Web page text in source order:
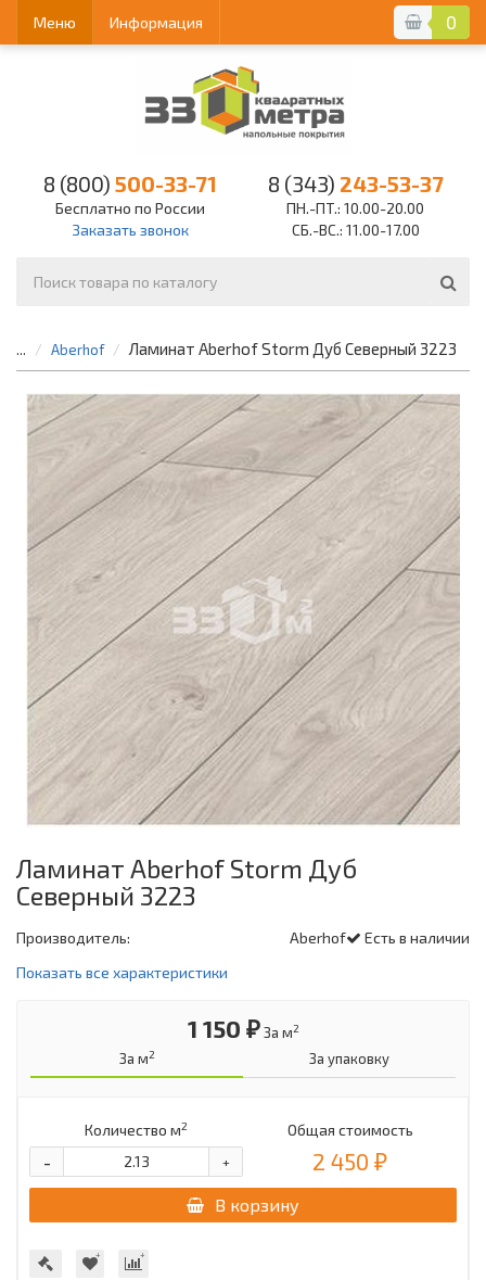
0
Меню Информация
8 (800) 500-33-71
Бесплатно по России
Заказать звонок
8 (343) 243-53-37
ПН.-ПТ.: 10.00-20.00
СБ.-ВС.: 11.00-17.00
... Aberhof Ламинат Aberhof Storm Дуб Северный 3223
Ламинат Aberhof Storm Дуб
Северный 3223
Есть в наличии
Производитель:
Aberhof
Показать все характеристики
1 150 ₽ За м2
За м2 За упаковку
Количество м2
+
-
Общая стоимость
2 450 ₽
В корзину